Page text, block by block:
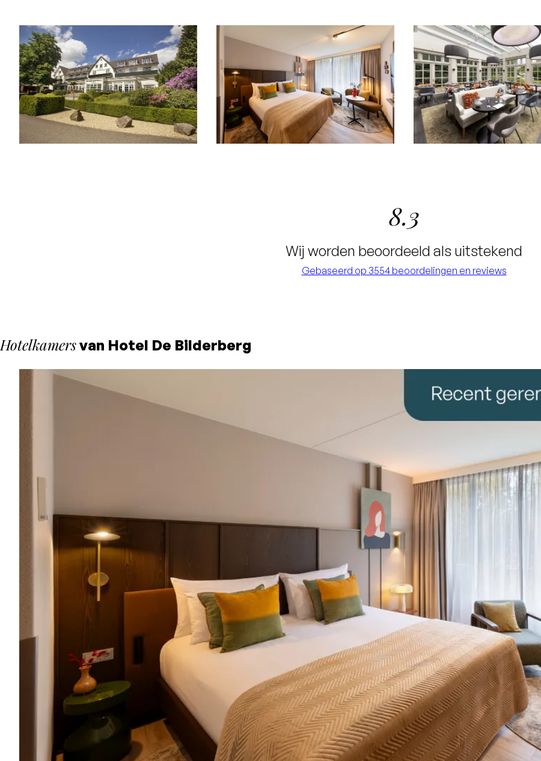
heisessie of teambuilding in de zomer én winter buiten plaats kan vinden.
8.3
Wij worden beoordeeld als uitstekend
Gebaseerd op 3554 beoordelingen en reviews
Hotelkamersvan Hotel De Bilderberg